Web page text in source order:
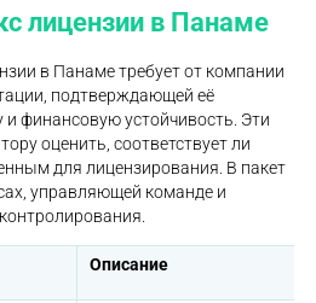
лицензии в Панаме
в Панаме требует от компании
подтверждающей её
и финансовую устойчивость. Эти
оценить, соответствует ли
для лицензирования. В пакет
управляющей команде и
Описание